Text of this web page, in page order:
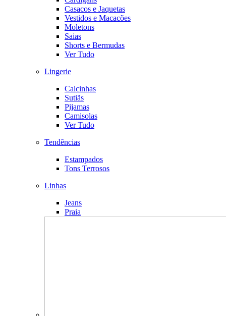
Casacos e Jaquetas
Vestidos e Macacões
Moletons
Saias
Shorts e Bermudas
Ver Tudo
Lingerie
Calcinhas
Sutiãs
Pijamas
Camisolas
Ver Tudo
Tendências
Estampados
Tons Terrosos
Linhas
Jeans
Praia